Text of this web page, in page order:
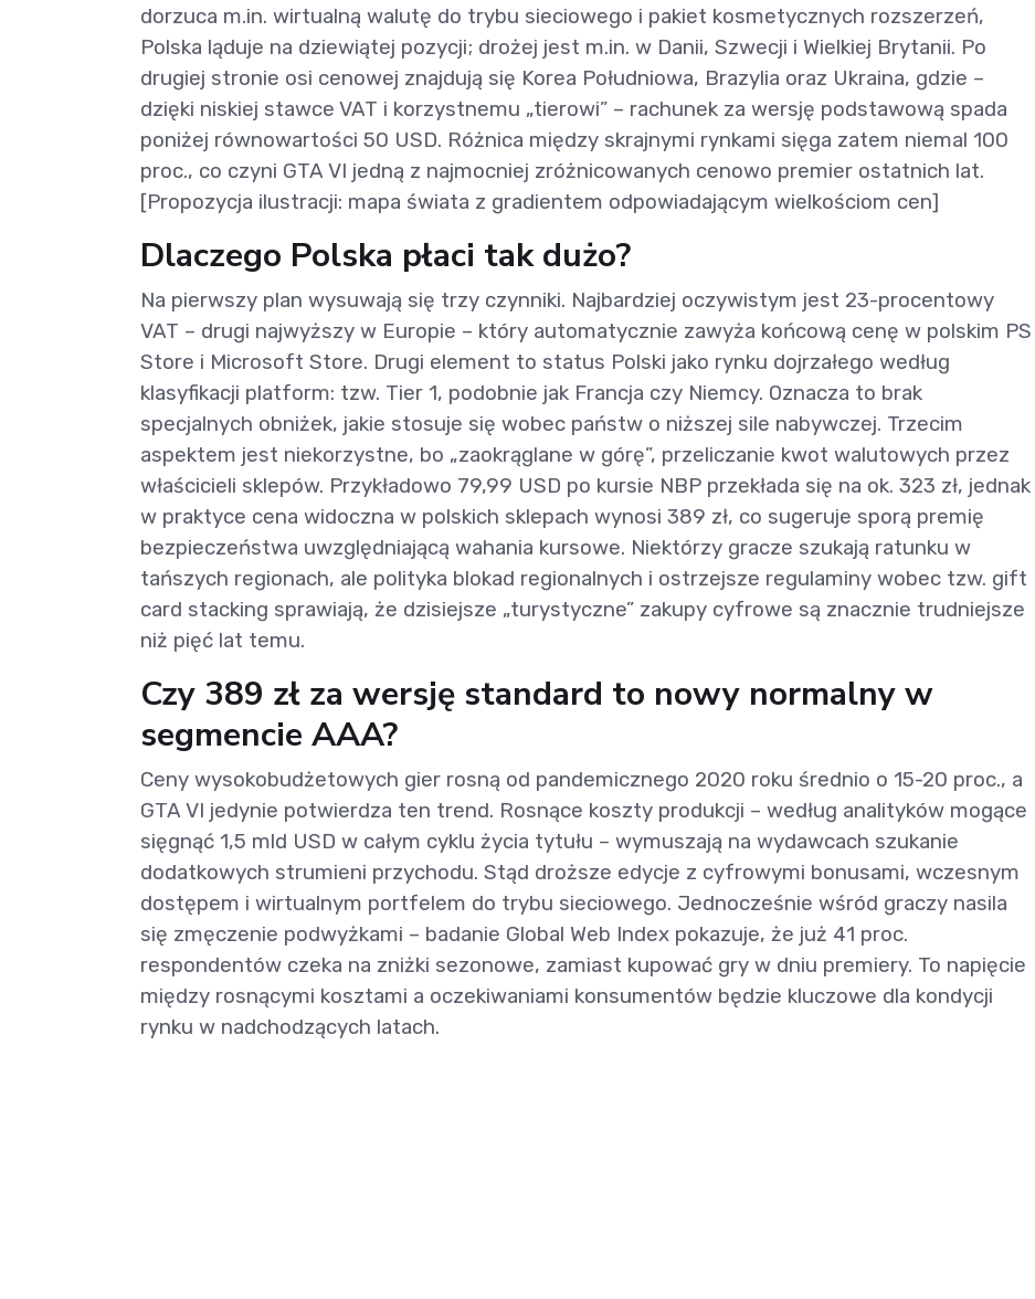
dorzuca m.in. wirtualną walutę do trybu sieciowego i pakiet kosmetycznych rozszerzeń,
Polska ląduje na dziewiątej pozycji; drożej jest m.in. w Danii, Szwecji i Wielkiej Brytanii. Po
drugiej stronie osi cenowej znajdują się Korea Południowa, Brazylia oraz Ukraina, gdzie –
dzięki niskiej stawce VAT i korzystnemu „tierowi” – rachunek za wersję podstawową spada
poniżej równowartości 50 USD. Różnica między skrajnymi rynkami sięga zatem niemal 100
proc., co czyni GTA VI jedną z najmocniej zróżnicowanych cenowo premier ostatnich lat.
[Propozycja ilustracji: mapa świata z gradientem odpowiadającym wielkościom cen]
Dlaczego Polska płaci tak dużo?
Na pierwszy plan wysuwają się trzy czynniki. Najbardziej oczywistym jest 23-procentowy
VAT – drugi najwyższy w Europie – który automatycznie zawyża końcową cenę w polskim PS
Store i Microsoft Store. Drugi element to status Polski jako rynku dojrzałego według
klasyfikacji platform: tzw. Tier 1, podobnie jak Francja czy Niemcy. Oznacza to brak
specjalnych obniżek, jakie stosuje się wobec państw o niższej sile nabywczej. Trzecim
aspektem jest niekorzystne, bo „zaokrąglane w górę”, przeliczanie kwot walutowych przez
właścicieli sklepów. Przykładowo 79,99 USD po kursie NBP przekłada się na ok. 323 zł, jednak
w praktyce cena widoczna w polskich sklepach wynosi 389 zł, co sugeruje sporą premię
bezpieczeństwa uwzględniającą wahania kursowe. Niektórzy gracze szukają ratunku w
tańszych regionach, ale polityka blokad regionalnych i ostrzejsze regulaminy wobec tzw. gift
card stacking sprawiają, że dzisiejsze „turystyczne” zakupy cyfrowe są znacznie trudniejsze
niż pięć lat temu.
Czy 389 zł za wersję standard to nowy normalny w
segmencie AAA?
Ceny wysokobudżetowych gier rosną od pandemicznego 2020 roku średnio o 15-20 proc., a
GTA VI jedynie potwierdza ten trend. Rosnące koszty produkcji – według analityków mogące
sięgnąć 1,5 mld USD w całym cyklu życia tytułu – wymuszają na wydawcach szukanie
dodatkowych strumieni przychodu. Stąd droższe edycje z cyfrowymi bonusami, wczesnym
dostępem i wirtualnym portfelem do trybu sieciowego. Jednocześnie wśród graczy nasila
się zmęczenie podwyżkami – badanie Global Web Index pokazuje, że już 41 proc.
respondentów czeka na zniżki sezonowe, zamiast kupować gry w dniu premiery. To napięcie
między rosnącymi kosztami a oczekiwaniami konsumentów będzie kluczowe dla kondycji
rynku w nadchodzących latach.